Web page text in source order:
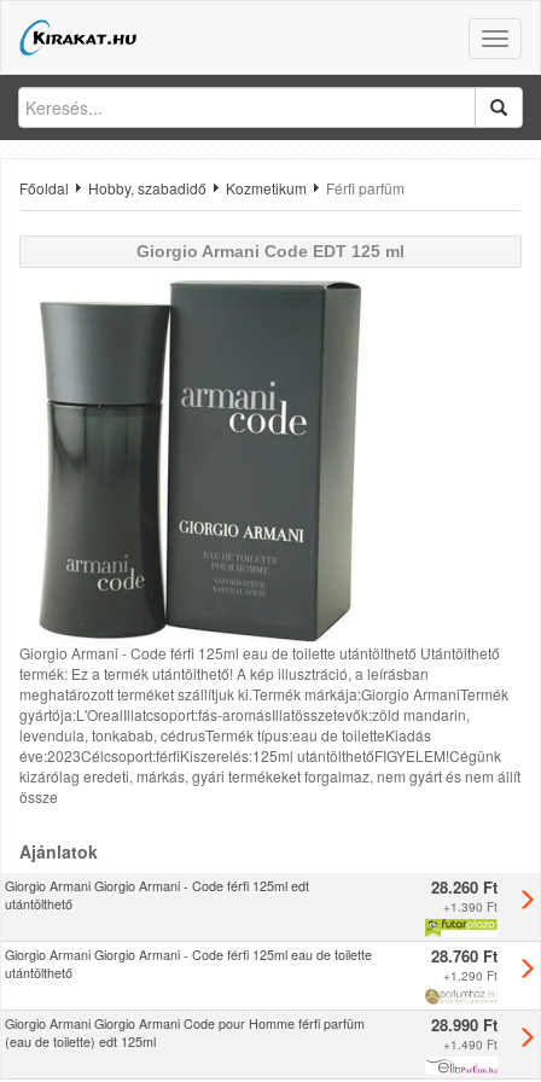
Toggle
Főoldal Hobby, szabadidő Kozmetikum Férfi parfüm
Giorgio Armani Code EDT 125 ml
Giorgio Armani - Code férfi 125ml eau de toilette utántölthető Utántölthető
termék: Ez a termék utántölthető! A kép illusztráció, a leírásban
meghatározott terméket szállítjuk ki.Termék márkája:Giorgio ArmaniTermék
gyártója:L'OrealIllatcsoport:fás-aromásIllatösszetevők:zöld mandarin,
levendula, tonkabab, cédrusTermék típus:eau de toiletteKiadás
éve:2023Célcsoport:férfiKiszerelés:125ml utántölthetőFIGYELEM!Cégünk
kizárólag eredeti, márkás, gyári termékeket forgalmaz, nem gyárt és nem állít
össze
Ajánlatok
Giorgio Armani Giorgio Armani - Code férfi 125ml edt
utántölthető
28.260 Ft
+1.390 Ft
Giorgio Armani Giorgio Armani - Code férfi 125ml eau de toilette
utántölthető
28.760 Ft
+1.290 Ft
Giorgio Armani Giorgio Armani Code pour Homme férfi parfüm
(eau de toilette) edt 125ml
28.990 Ft
+1.490 Ft